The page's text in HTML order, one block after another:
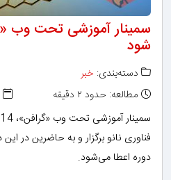
سمینار آموزشی تحت وب
شود
دسته‌بندی: خبر
مطالعه: حدود ۲ دقیقه
فناوری نانو برگزار و به حاضرین در
دوره اعطا می‌شود.